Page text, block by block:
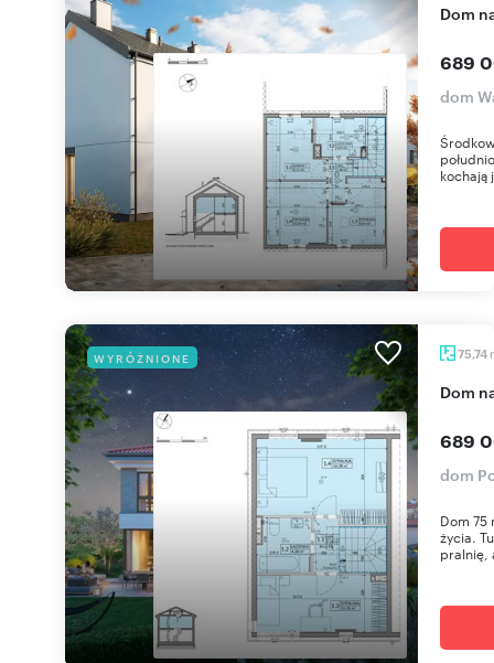
dom
689
dom
kochają
WYRÓŻNIONE 75,74
dom
689
dom
Dom 75
życia.
pralnię,